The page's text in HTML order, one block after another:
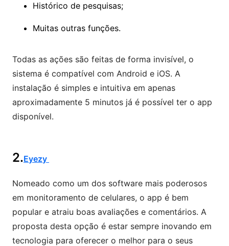
Histórico de pesquisas;
Muitas outras funções.
Todas as ações são feitas de forma invisível, o
sistema é compatível com Android e iOS. A
instalação é simples e intuitiva em apenas
aproximadamente 5 minutos já é possível ter o app
disponível.
2.Eyezy
Nomeado como um dos software mais poderosos
em monitoramento de celulares, o app é bem
popular e atraiu boas avaliações e comentários. A
proposta desta opção é estar sempre inovando em
tecnologia para oferecer o melhor para o seus